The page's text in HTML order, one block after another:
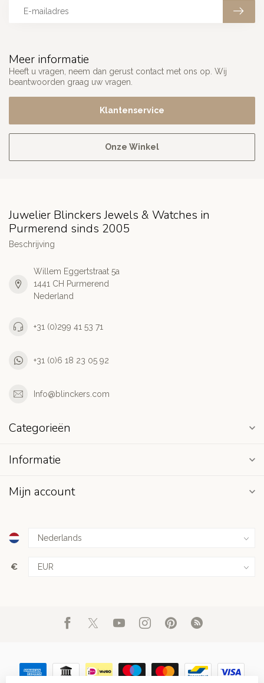
Meer informatie
Heeft u vragen, neem dan gerust contact met ons op. Wij
beantwoorden graag uw vragen.
Klantenservice
Onze Winkel
Juwelier Blinckers Jewels & Watches in
Purmerend sinds 2005
Beschrijving
Willem Eggertstraat 5a
1441 CH Purmerend
Nederland
+31 (0)299 41 53 71
+31 (0)6 18 23 05 92
Info@blinckers.com
Categorieën
Informatie
Mijn account
€